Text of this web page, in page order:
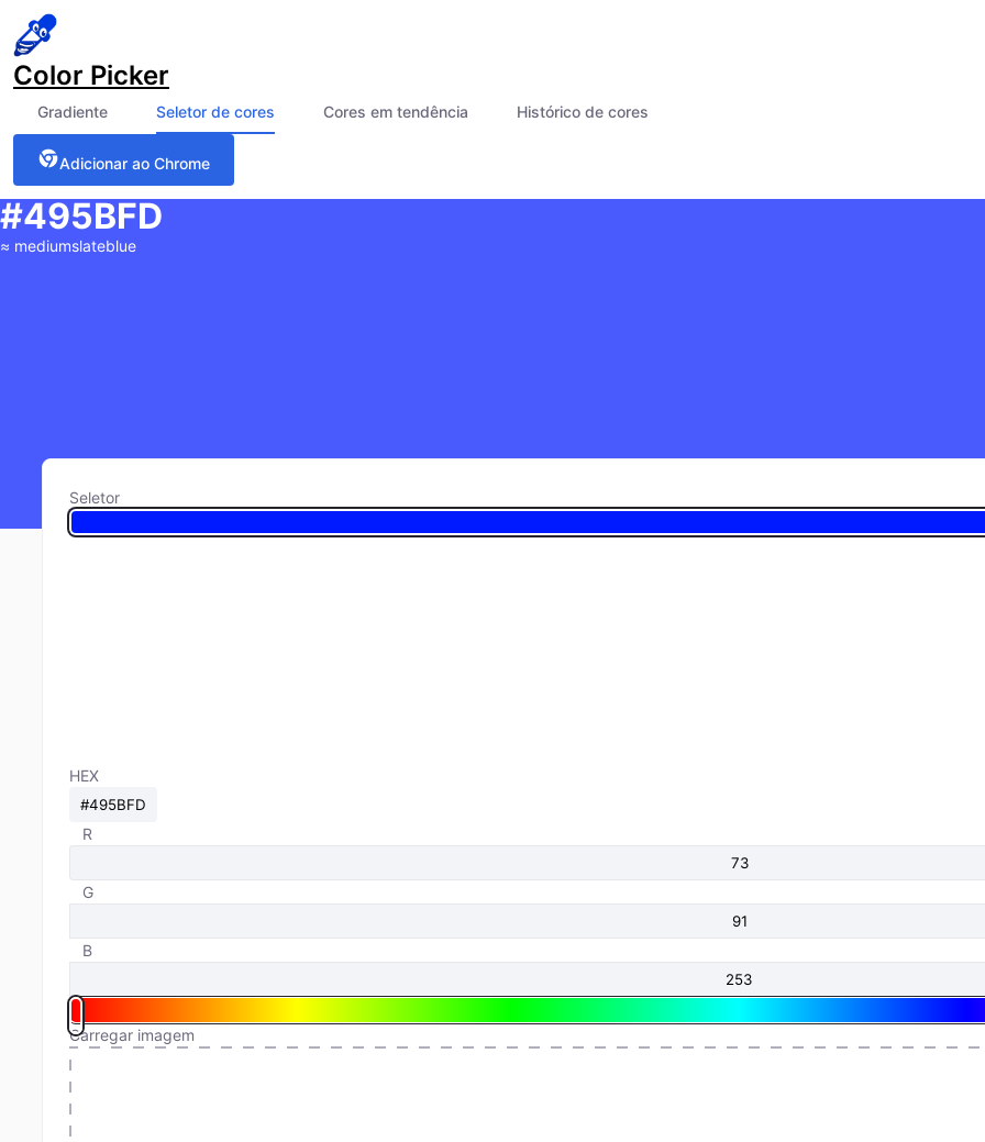
Color Picker
Gradiente Seletor de cores Cores em tendência Histórico de cores
Adicionar ao Chrome
#495BFD
≈ mediumslateblue
Seletor
HEX
R
G
B
Carregar imagem